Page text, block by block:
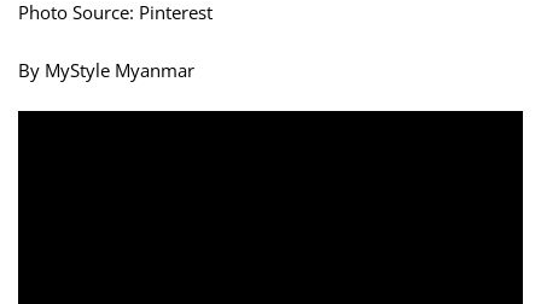
Photo Source: Pinterest
By MyStyle Myanmar